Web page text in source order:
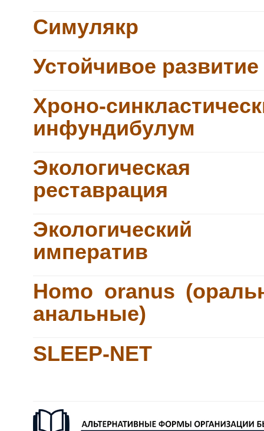
Симулякр
Устойчивое развитие
Хроно-
инфундибулум
Экологическая
реставрация
Экологический
императив
Homo oranus
анальные)
SLEEP-NET